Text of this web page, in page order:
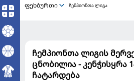
ფეხბურთი ჩემპიონთა ლიგა
ჩემპიონთა ლიგის
ცნობილია - კენჭისყრა
ჩატარდება